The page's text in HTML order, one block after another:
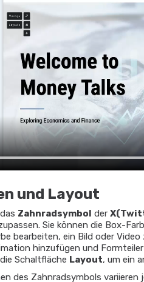
und Layout
Zahnradsymbol der
Sie können die Box-
bearbeiten, ein Bild oder
hinzufügen und
Schaltfläche Layout, um ein
des Zahnradsymbols